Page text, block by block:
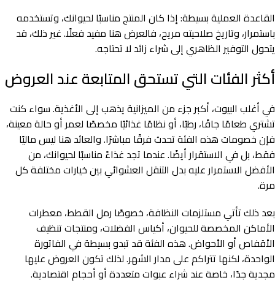
القاعدة العملية بسيطة: إذا كان المنتج مناسبًا لحيوانك، وتستخدمه
باستمرار، وتاريخ صلاحيته مريح، فالعرض هنا مفيد فعلًا. غير ذلك، قد
يتحول التوفير الظاهري إلى شراء زائد لا تحتاجه.
أكثر الفئات التي تستحق المتابعة عند العروض
في أغلب البيوت، أكبر جزء من الميزانية يذهب إلى الأغذية. سواء كنت
تشتري طعامًا جافًا، رطبًا، أو نظامًا غذائيًا مخصصًا لعمر أو حالة معينة،
فإن خصومات هذه الفئة تحدث فرقًا مباشرًا. والعائد هنا ليس ماليًا
فقط، بل في الاستقرار أيضًا. عندما تجد غذاءً مناسبًا لحيوانك، من
الأفضل الاستمرار عليه بدل التنقل العشوائي بين خيارات مختلفة كل
مرة.
بعد ذلك تأتي مستلزمات النظافة، خصوصًا رمل القطط، معطرات
الأماكن المخصصة للحيوان، أكياس الفضلات، ومنتجات تنظيف
الأقفاص أو الأحواض. هذه الفئة قد تبدو بسيطة في الفاتورة
الواحدة، لكنها تتراكم على مدار الشهر. لذلك تكون العروض عليها
مجدية جدًا، خاصة عند شراء عبوات متعددة أو أحجام اقتصادية.